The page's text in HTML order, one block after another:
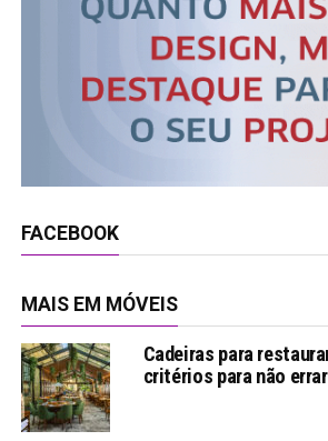
FACEBOOK
MAIS EM MÓVEIS
Cadeiras para
critérios para não